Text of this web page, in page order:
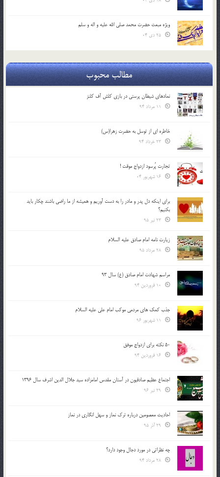
ویژه مبعث حضرت محمد صلی الله علیه و اله و سلم
مطالب محبوب
نمادهای شیطان پرستی در بازی کلش آف کلنز
خاطره ای از توسل به حضرت زهرا(س)
تجارت پُرسود ازدواج موقت !
براي اينكه دل پدر و مادر را به دست آوريم و هميشه از ما راضي باشند چكار بايد
بكنيم؟
زیارت نامه امام صادق علیه السلام
مراسم شهادت امام صادق (ع) سال 93
جذب کمک های مردمی موکب امام علی علیه السلام
50 نکته برای ازدواج موفق
اجتماع عظیم صادقیون در آستان مقدس امامزاده سید جلال الدین اشرف سال 1396
احادیث معصومین درباره ترک نماز و سهل انگاری در نماز
چه نظراتی در مورد دجال وجود دارد؟